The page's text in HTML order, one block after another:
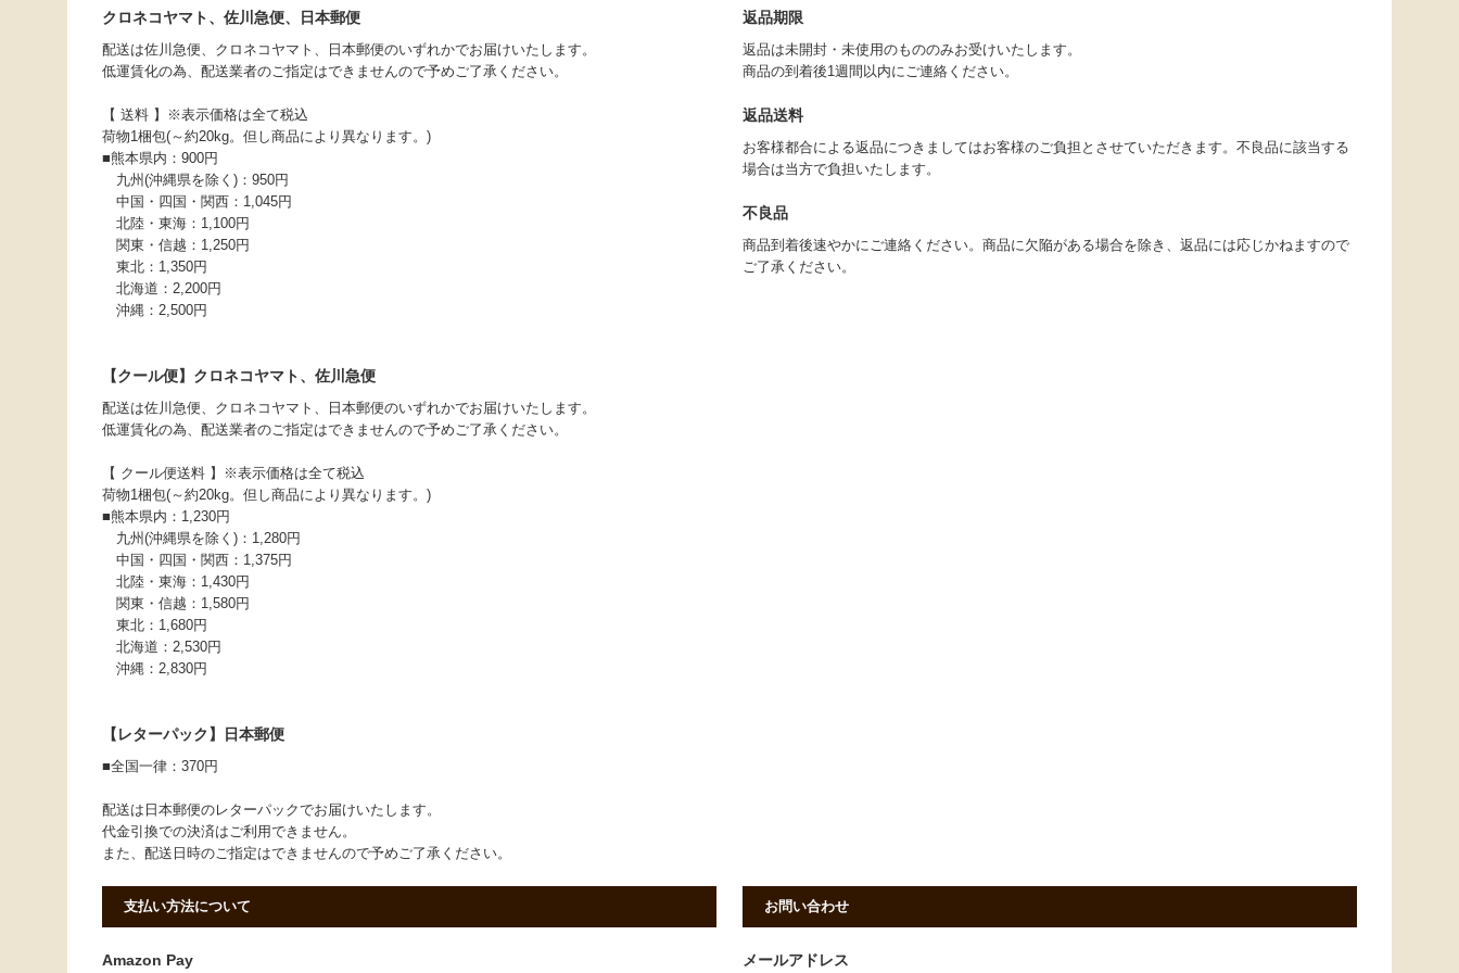
クロネコヤマト、佐川急便、日本郵便
配送は佐川急便、クロネコヤマト、日本郵便のいずれかでお届けいたします。
低運賃化の為、配送業者のご指定はできませんので予めご了承ください。
【 送料 】※表示価格は全て税込
荷物1梱包(～約20kg。但し商品により異なります。)
■熊本県内：900円
九州(沖縄県を除く)：950円
中国・四国・関西：1,045円
北陸・東海：1,100円
関東・信越：1,250円
東北：1,350円
北海道：2,200円
沖縄：2,500円
【クール便】クロネコヤマト、佐川急便
配送は佐川急便、クロネコヤマト、日本郵便のいずれかでお届けいたします。
低運賃化の為、配送業者のご指定はできませんので予めご了承ください。
【 クール便送料 】※表示価格は全て税込
荷物1梱包(～約20kg。但し商品により異なります。)
■熊本県内：1,230円
九州(沖縄県を除く)：1,280円
中国・四国・関西：1,375円
北陸・東海：1,430円
関東・信越：1,580円
東北：1,680円
北海道：2,530円
沖縄：2,830円
【レターパック】日本郵便
■全国一律：370円
配送は日本郵便のレターパックでお届けいたします。
代金引換での決済はご利用できません。
また、配送日時のご指定はできませんので予めご了承ください。
返品期限
返品は未開封・未使用のもののみお受けいたします。
商品の到着後1週間以内にご連絡ください。
返品送料
お客様都合による返品につきましてはお客様のご負担とさせていただきます。不良品に該当する
場合は当方で負担いたします。
不良品
商品到着後速やかにご連絡ください。商品に欠陥がある場合を除き、返品には応じかねますので
ご了承ください。
支払い方法について
Amazon Pay
お問い合わせ
メールアドレス